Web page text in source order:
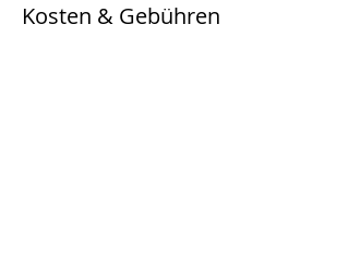
Kosten & Gebühren